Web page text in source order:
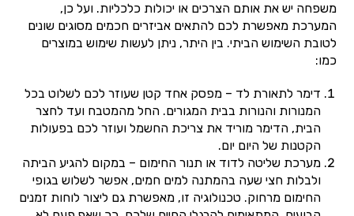
משפחה יש את אותם הצרכים או יכולות כלכליות. ועל כן,
המערכת מאפשרת לכם להתאים אביזרים חכמים מסוגים שונים
לטובת השימוש הביתי. בין היתר, ניתן לעשות שימוש במוצרים
כמו:
דימר לתאורת לד – מפסק אחד קטן שעוזר לכם לשלוט בכל
המנורות והנורות בבית המגורים. החל מהמטבח ועד לחצר
הבית, הדימר מוריד את צריכת החשמל ועוזר לכם בפעולות
הקטנות של היום יום.
מערכת שליטה לדוד או תנור החימום – במקום להגיע הביתה
ולבלות חצי שעה בהמתנה למים חמים, אפשר לשלוש בגופי
החימום מרחוק. טכנולוגיה זו, מאפשרת גם ליצור לוחות זמנים